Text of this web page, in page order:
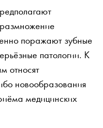
поражают зубные
патологии. К
относят
новообразования
медицинских